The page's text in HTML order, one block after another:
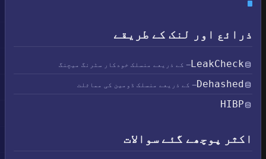
ذرائع اور لنک کے طریقے
LeakCheck— کے ذریعے منسلک خودکار سٹرنگ میچنگ
Dehashed— کے ذریعے منسلک ڈومین کی مماثلت
HIBP
اکثر پوچھے گئے سوالات